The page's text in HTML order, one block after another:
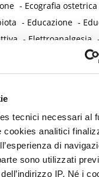
tecnici necessari al
cookies analitici
di
sono utilizzati
IP. Né i
- Ecografia ostetrica
- Educazione -
- Elettroanalgesia -
Emicrania
-Emorragia intra
-
- Energia vitale -
- Eritropoietina
-
-Esami